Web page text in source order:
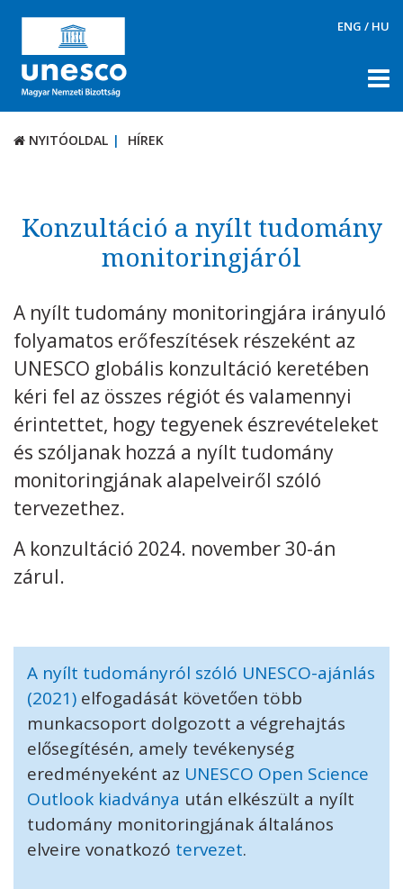
ENG / HU
NYITÓOLDAL HÍREK
TÉMÁK
DOKUMENTUMTÁR
KAPCSOLAT
Kövess minket unescohungary
Adatkezelési tájékoztató Impresszum
Technikai információk
NYITÓOLDAL HÍREK
Konzultáció a nyílt tudomány
monitoringjáról
A nyílt tudomány monitoringjára irányuló
folyamatos erőfeszítések részeként az
UNESCO globális konzultáció keretében
kéri fel az összes régiót és valamennyi
érintettet, hogy tegyenek észrevételeket
és szóljanak hozzá a nyílt tudomány
monitoringjának alapelveiről szóló
tervezethez.
A konzultáció 2024. november 30-án
zárul.
A nyílt tudományról szóló UNESCO-ajánlás
(2021) elfogadását követően több
munkacsoport dolgozott a végrehajtás
elősegítésén, amely tevékenység
eredményeként az UNESCO Open Science
Outlook kiadványa után elkészült a nyílt
tudomány monitoringjának általános
elveire vonatkozó tervezet.